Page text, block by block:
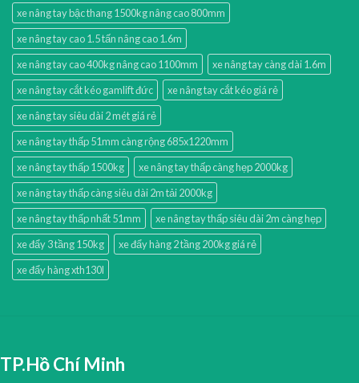
xe nâng tay bậc thang 1500kg nâng cao 800mm
xe nâng tay cao 1.5 tấn nâng cao 1.6m
xe nâng tay cao 400kg nâng cao 1100mm
xe nâng tay càng dài 1.6m
xe nâng tay cắt kéo gamlift đức
xe nâng tay cắt kéo giá rẻ
xe nâng tay siêu dài 2 mét giá rẻ
xe nâng tay thấp 51mm càng rộng 685x1220mm
xe nâng tay thấp 1500kg
xe nâng tay thấp càng hẹp 2000kg
xe nâng tay thấp càng siêu dài 2m tải 2000kg
xe nâng tay thấp nhất 51mm
xe nâng tay thấp siêu dài 2m càng hẹp
xe đẩy 3 tầng 150kg
xe đẩy hàng 2 tầng 200kg giá rẻ
xe đẩy hàng xth130l
TP.Hồ Chí Minh